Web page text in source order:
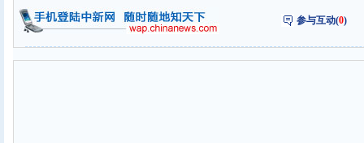
参与互动(0)